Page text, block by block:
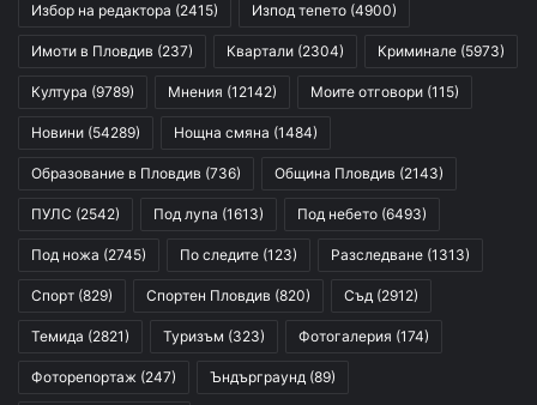
Избор на редактора (2415) Изпод тепето (4900)
Имоти в Пловдив (237) Квартали (2304) Криминале (5973)
Култура (9789) Мнения (12142) Моите отговори (115)
Новини (54289) Нощна смяна (1484)
Образование в Пловдив (736) Община Пловдив (2143)
ПУЛС (2542) Под лупа (1613) Под небето (6493)
Под ножа (2745) По следите (123) Разследване (1313)
Спорт (829) Спортен Пловдив (820) Съд (2912)
Темида (2821) Туризъм (323) Фотогалерия (174)
Фоторепортаж (247) Ъндърграунд (89)